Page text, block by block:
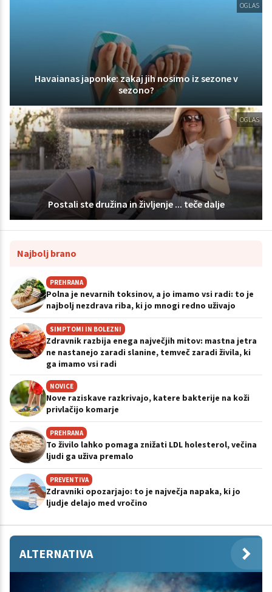
OGLAS
Havaianas japonke: zakaj jih nosimo iz sezone v
sezono?
OGLAS
Postali ste družina in življenje ... teče dalje
Najbolj brano
PREHRANA
Polna je nevarnih toksinov, a jo imamo vsi radi: to je
najbolj nezdrava riba, ki jo mnogi redno uživajo
SIMPTOMI IN BOLEZNI
Zdravnik razbija enega največjih mitov: mastna jetra
ne nastanejo zaradi slanine, temveč zaradi živila, ki
ga imamo vsi radi
NOVICE
Nove raziskave razkrivajo, katere bakterije na koži
privlačijo komarje
PREHRANA
To živilo lahko pomaga znižati LDL holesterol, večina
ljudi ga uživa premalo
PREVENTIVA
Zdravniki opozarjajo: to je največja napaka, ki jo
ljudje delajo med vročino
ALTERNATIVA